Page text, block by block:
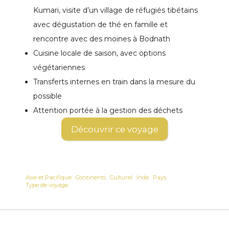
Kumari, visite d’un village de réfugiés tibétains
avec dégustation de thé en famille et
rencontre avec des moines à Bodnath
Cuisine locale de saison, avec options
végétariennes
Transferts internes en train dans la mesure du
possible
Attention portée à la gestion des déchets
Découvrir ce voyage
Asie et Pacifique Continents Culturel Inde
Pays
Type de voyage